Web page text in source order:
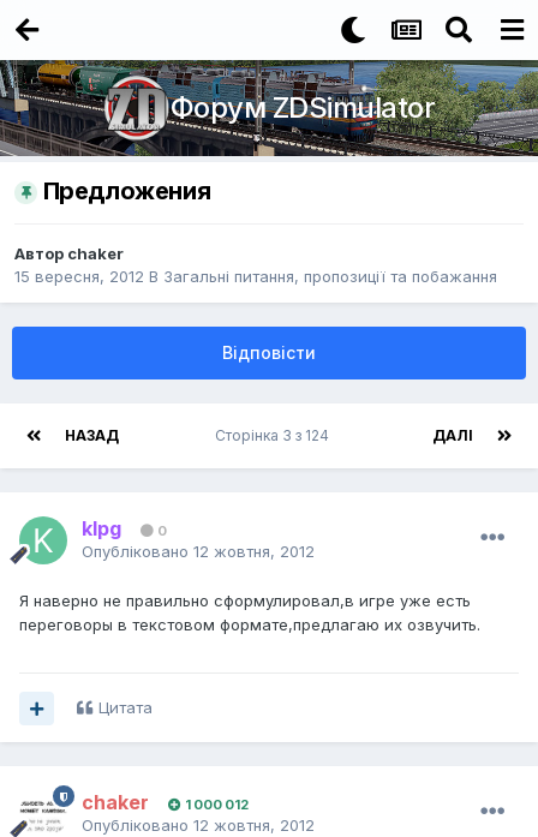
Форум ZDSimulator
Предложения
Автор chaker
15 вересня, 2012 В Загальні питання, пропозиції та побажання
Відповісти
НАЗАД ДАЛІ
Сторінка 3 з 124
klpg 0
Опубліковано 12 жовтня, 2012
Я наверно не правильно сформулировал,в игре уже есть
переговоры в текстовом формате,предлагаю их озвучить.
Цитата
chaker 1 000 012
Опубліковано 12 жовтня, 2012